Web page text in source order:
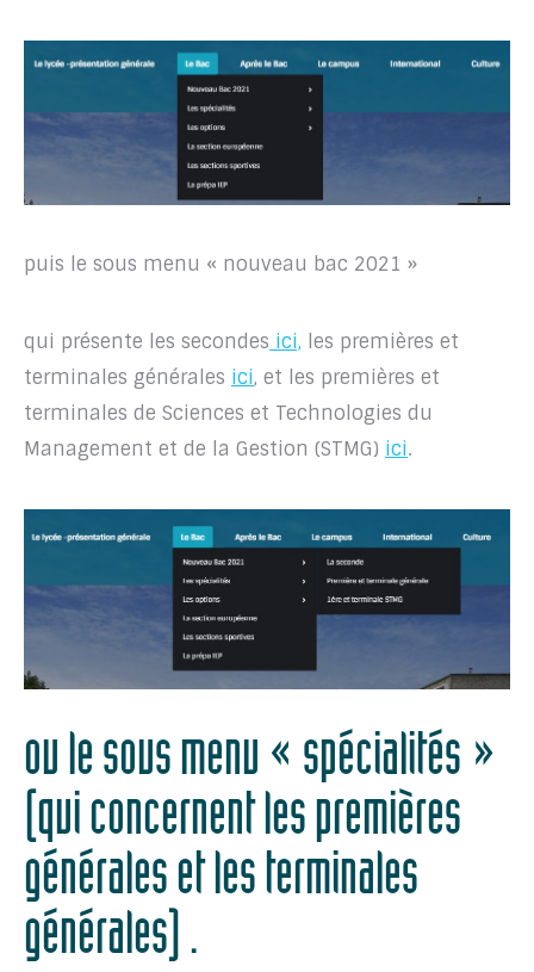
puis le sous menu « nouveau bac 2021 »
qui présente les secondes ici, les premières et
terminales générales ici, et les premières et
terminales de Sciences et Technologies du
Management et de la Gestion (STMG) ici.
ou le sous menu « spécialités »
(qui concernent les premières
générales et les terminales
générales) .